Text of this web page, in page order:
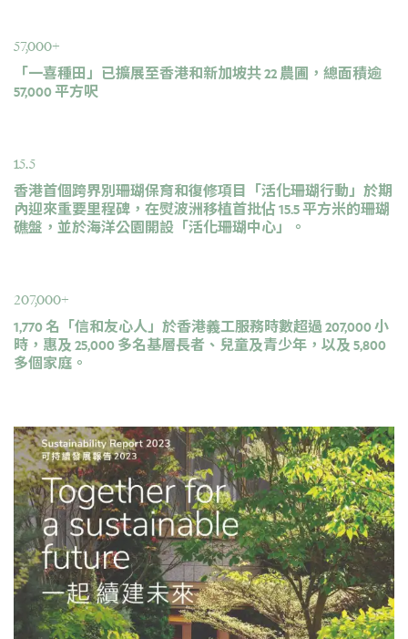
57,000+
「一喜種田」已擴展至香港和新加坡共 22 農圃，總面積逾
57,000 平方呎
15.5
香港首個跨界別珊瑚保育和復修項目「活化珊瑚行動」於期
內迎來重要里程碑，在熨波洲移植首批佔 15.5 平方米的珊瑚
礁盤，並於海洋公園開設「活化珊瑚中心」。
207,000+
1,770 名「信和友心人」於香港義工服務時數超過 207,000 小
時，惠及 25,000 多名基層長者、兒童及青少年，以及 5,800
多個家庭。